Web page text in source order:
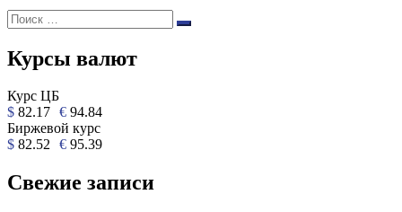
Поиск:
Поиск
Курсы валют
Курс ЦБ
$ 82.17 € 94.84
Биржевой курс
$ 82.52 € 95.39
Свежие записи